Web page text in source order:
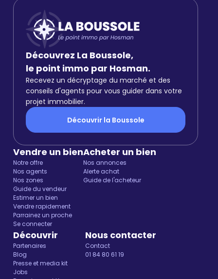
Découvrez La Boussole,
le point immo par Hosman.
Recevez un décryptage du marché et des
conseils d'agents pour vous guider dans votre
projet immobilier.
Découvrir la Boussole
Vendre un bien
Notre offre
Nos agents
Nos zones
Guide du vendeur
Estimer un bien
Vendre rapidement
Parrainez un proche
Se connecter
Acheter un bien
Nos annonces
Alerte achat
Guide de l'acheteur
Découvrir
Partenaires
Blog
Presse et media kit
Jobs
Nous contacter
Contact
01 84 80 61 19